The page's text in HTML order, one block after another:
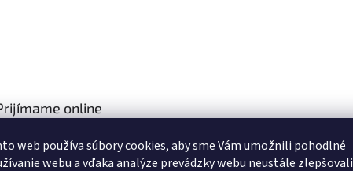
web používa súbory cookies, aby sme Vám umožnili pohodlné
webu a vďaka analýze prevádzky webu neustále zlepšovali
online